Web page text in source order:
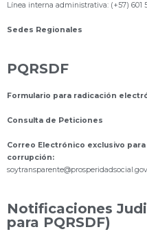
Línea interna administrativa: (+57) 601
Sedes Regionales
PQRSDF
Formulario para radicación
Consulta de Peticiones
Correo Electrónico exclusivo
corrupción:
s
Notificaciones
para PQRSDF)